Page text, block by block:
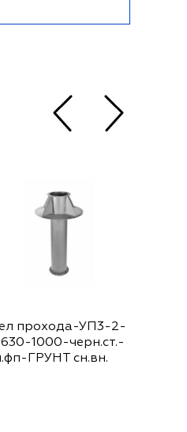
прохода-УП3-2-
1000-черн.ст.-
ГРУНТ сн.вн.